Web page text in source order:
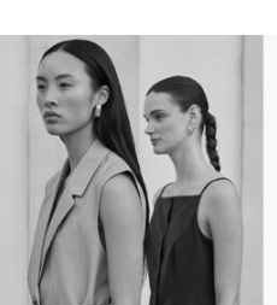
Intet indhold